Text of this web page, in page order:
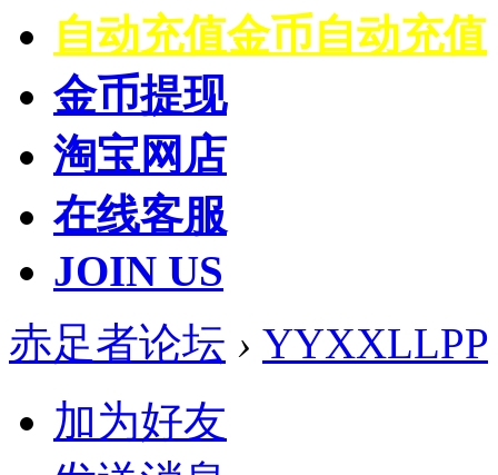
自动充值金币自动充值
金币提现
淘宝网店
在线客服
JOIN US
赤足者论坛 › YYXXLLPP
加为好友